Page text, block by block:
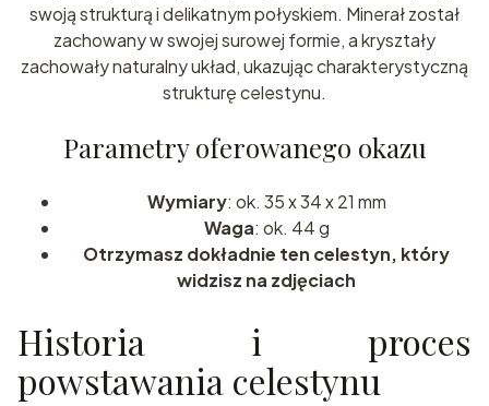
swoją strukturą i delikatnym połyskiem. Minerał został
zachowany w swojej surowej formie, a kryształy
zachowały naturalny układ, ukazując charakterystyczną
strukturę celestynu.
Parametry oferowanego okazu
Wymiary: ok. 35 x 34 x 21 mm
Waga: ok. 44 g
Otrzymasz dokładnie ten celestyn, który
widzisz na zdjęciach
Historia i proces
powstawania celestynu